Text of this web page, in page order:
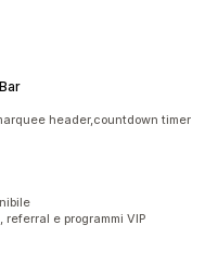
header,countdown timer
e programmi VIP